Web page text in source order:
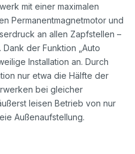
mit einer maximalen
Permanentmagnetmotor und
an allen Zapfstellen –
der Funktion „Auto
Installation an. Durch
nur etwa die Hälfte der
bei gleicher
leisen Betrieb von nur
Außenaufstellung.